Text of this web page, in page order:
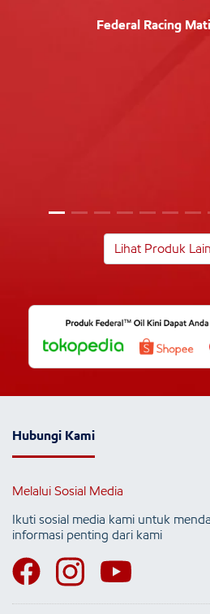
Federal Racing
Lihat Produk
Hubungi Kami
Melalui Sosial Media
Ikuti sosial media kami untuk
informasi penting dari kami